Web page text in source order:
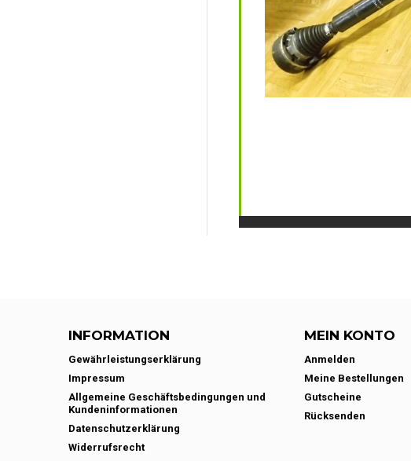
INFORMATION
Gewährleistungserklärung
Impressum
Allgemeine Geschäftsbedingungen und
Kundeninformationen
Datenschutzerklärung
Widerrufsrecht
MEIN KONTO
Anmelden
Meine Bestellungen
Gutscheine
Rücksenden